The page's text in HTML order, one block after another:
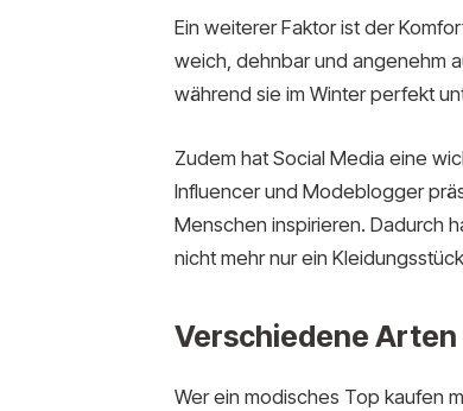
Ein weiterer Faktor ist der
weich, dehnbar und angenehm
während sie im Winter perfekt
Zudem hat Social Media eine
Influencer und Modeblogger
Menschen inspirieren. Dadurch
nicht mehr nur ein
Verschiedene
Wer ein modisches Top kaufen